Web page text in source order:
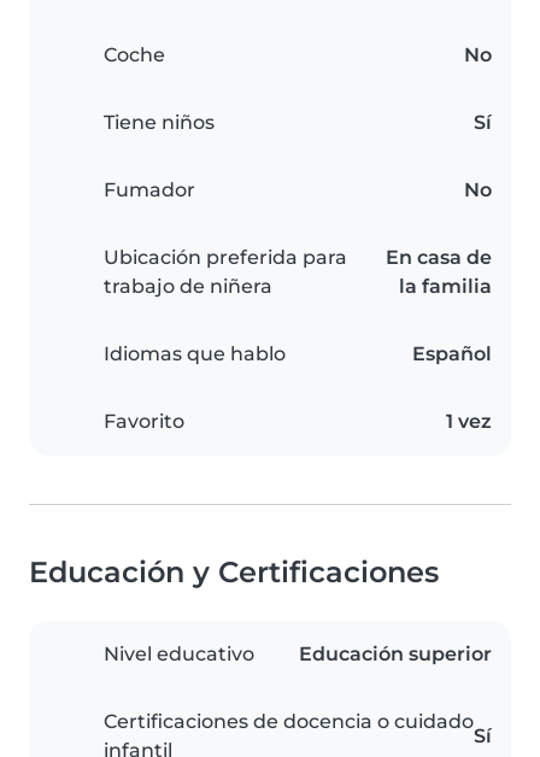
Coche No
Tiene niños Sí
Fumador No
Ubicación preferida para
trabajo de niñera
En casa de
la familia
Idiomas que hablo Español
Favorito 1 vez
Educación y Certificaciones
Nivel educativo Educación superior
Certificaciones de docencia o cuidado
infantil
Sí